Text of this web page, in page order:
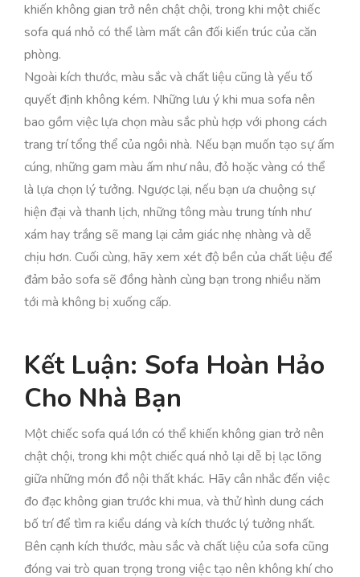
khiến không gian trở nên chật chội, trong khi một chiếc
sofa quá nhỏ có thể làm mất cân đối kiến trúc của căn
phòng.
Ngoài kích thước, màu sắc và chất liệu cũng là yếu tố
quyết định không kém. Những lưu ý khi mua sofa nên
bao gồm việc lựa chọn màu sắc phù hợp với phong cách
trang trí tổng thể của ngôi nhà. Nếu bạn muốn tạo sự ấm
cúng, những gam màu ấm như nâu, đỏ hoặc vàng có thể
là lựa chọn lý tưởng. Ngược lại, nếu bạn ưa chuộng sự
hiện đại và thanh lịch, những tông màu trung tính như
xám hay trắng sẽ mang lại cảm giác nhẹ nhàng và dễ
chịu hơn. Cuối cùng, hãy xem xét độ bền của chất liệu để
đảm bảo sofa sẽ đồng hành cùng bạn trong nhiều năm
tới mà không bị xuống cấp.
Kết Luận: Sofa Hoàn Hảo
Cho Nhà Bạn
Một chiếc sofa quá lớn có thể khiến không gian trở nên
chật chội, trong khi một chiếc quá nhỏ lại dễ bị lạc lõng
giữa những món đồ nội thất khác. Hãy cân nhắc đến việc
đo đạc không gian trước khi mua, và thử hình dung cách
bố trí để tìm ra kiểu dáng và kích thước lý tưởng nhất.
Bên cạnh kích thước, màu sắc và chất liệu của sofa cũng
đóng vai trò quan trọng trong việc tạo nên không khí cho